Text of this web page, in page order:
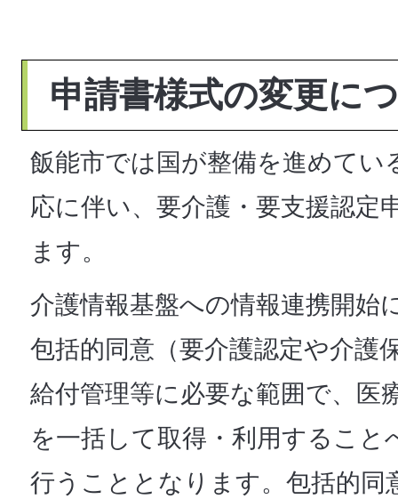
申請書様式の変更に
飯能市では国が整備を進めてい
応に伴い、要介護・要支援認定
ます。
介護情報基盤への情報連携開始
包括的同意（要介護認定や介護
給付管理等に必要な範囲で、医
を一括して取得・利用すること
行うこととなります。包括的同